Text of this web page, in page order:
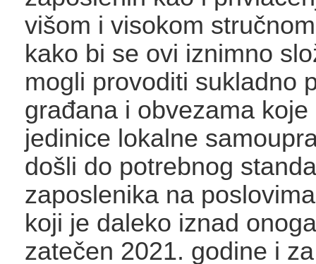
višom i visokom
kako bi se ovi iznimno
mogli provoditi sukladno
građana i obvezama koje
jedinice lokalne
došli do potrebnog
zaposlenika na
koji je daleko iznad
zatečen 2021. godine i